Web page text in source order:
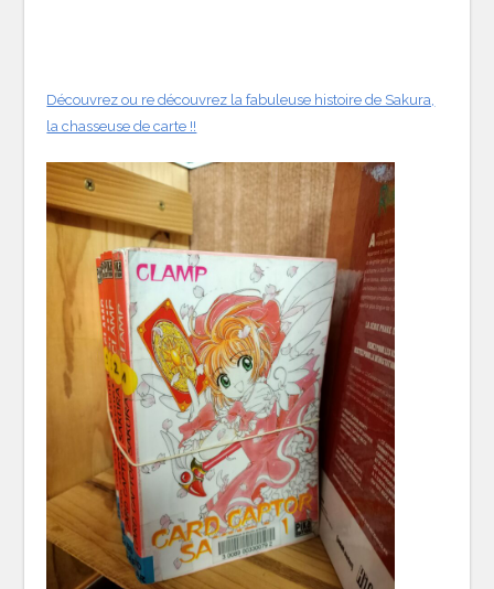
Découvrez ou re découvrez la fabuleuse histoire de Sakura,
la chasseuse de carte !!